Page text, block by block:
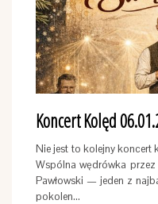
Koncert Kolęd
Nie jest to kolejny koncert
Wspólna wędrówka
Pawłowski — jeden z
pokolen…